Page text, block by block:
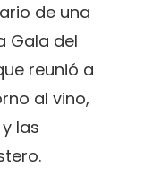
de una
Gala del
reunió a
al vino,
las